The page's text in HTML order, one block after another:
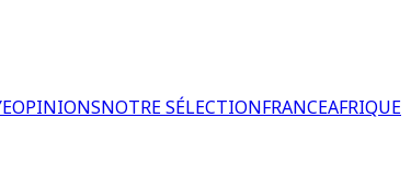
OPINIONSNOTRE SÉLECTIONFRANCEAFRIQUE